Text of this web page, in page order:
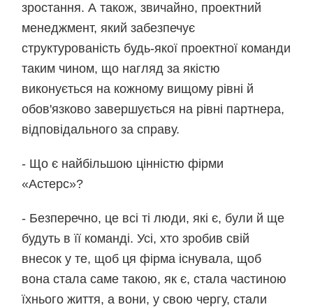
зростання. А також, звичайно, проектний
менеджмент, який забезпечує
структурованість будь-якої проектної команди
таким чином, що нагляд за якістю
виконується на кожному вищому рівні й
обов'язково завершується на рівні партнера,
відповідального за справу.
- Що є найбільшою цінністю фірми
«Астерс»?
- Безперечно, це всі ті люди, які є, були й ще
будуть в її команді. Усі, хто зробив свій
внесок у те, щоб ця фірма існувала, щоб
вона стала саме такою, як є, стала частиною
їхнього життя, а вони, у свою чергу, стали